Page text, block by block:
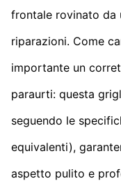
frontale rovinato da
riparazioni. Come
importante un
paraurti: questa
seguendo le
equivalenti),
aspetto pulito e